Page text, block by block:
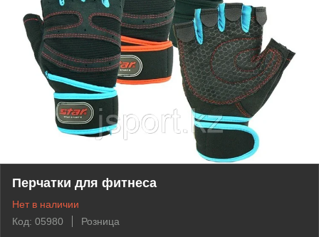
Перчатки для фитнеса
Нет в наличии
Код: 05980
Розница